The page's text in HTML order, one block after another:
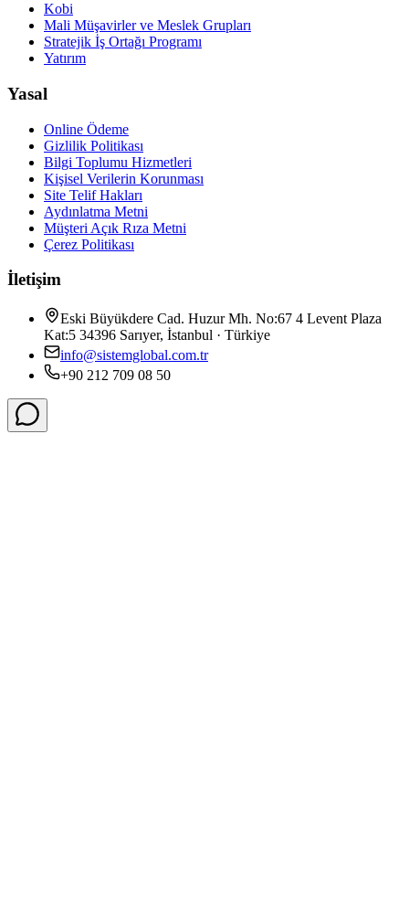
Kobi
Mali Müşavirler ve Meslek Grupları
Stratejik İş Ortağı Programı
Yatırım
Yasal
Online Ödeme
Gizlilik Politikası
Bilgi Toplumu Hizmetleri
Kişisel Verilerin Korunması
Site Telif Hakları
Aydınlatma Metni
Müşteri Açık Rıza Metni
Çerez Politikası
İletişim
Eski Büyükdere Cad. Huzur Mh. No:67 4 Levent Plaza
Kat:5 34396 Sarıyer, İstanbul · Türkiye
info@sistemglobal.com.tr
+90 212 709 08 50